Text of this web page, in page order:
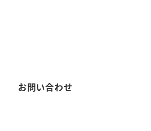
お問い合わせ